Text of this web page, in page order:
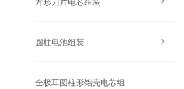
圆柱电池组装
全极耳圆柱形铝壳电芯组